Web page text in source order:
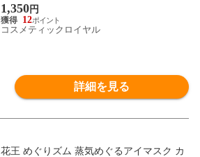
1,350円
12
コスメティックロイヤル
詳細を見る
花王 めぐりズム 蒸気めぐるアイマスク カ